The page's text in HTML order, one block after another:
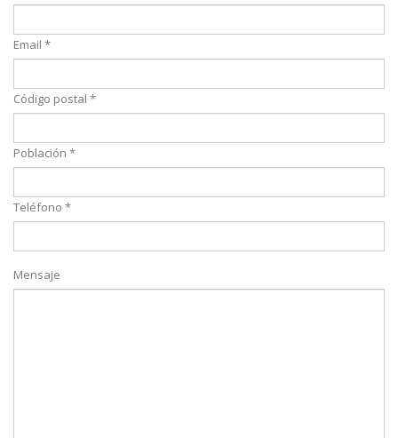
Email *
Código postal *
Población *
Teléfono *
Mensaje